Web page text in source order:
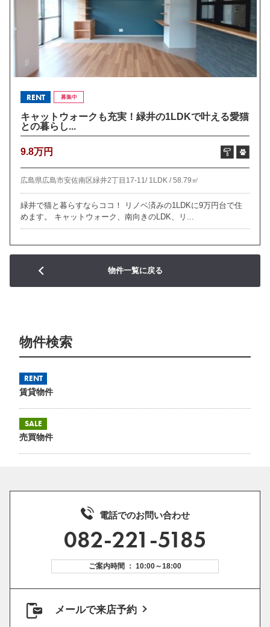
RENT 募集中
キャットウォークも充実！緑井の1LDKで叶える愛猫
との暮らし...
9.8万円
広島県広島市安佐南区緑井2丁目17-11/ 1LDK /58.79㎡
緑井で猫と暮らすならココ！ リノベ済みの1LDKに9万円台で住
めます。 キャットウォーク、南向きのLDK、リ...
物件一覧に戻る
物件検索
RENT
賃貸物件
SALE
売買物件
電話でのお問い合わせ
082-221-5185
ご案内時間 ： 10:00～18:00
メールで来店予約